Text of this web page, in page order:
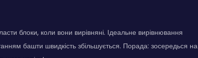
блоки, коли вони вирівняні. Ідеальне вирівнювання
башти швидкість збільшується. Порада: зосередься на